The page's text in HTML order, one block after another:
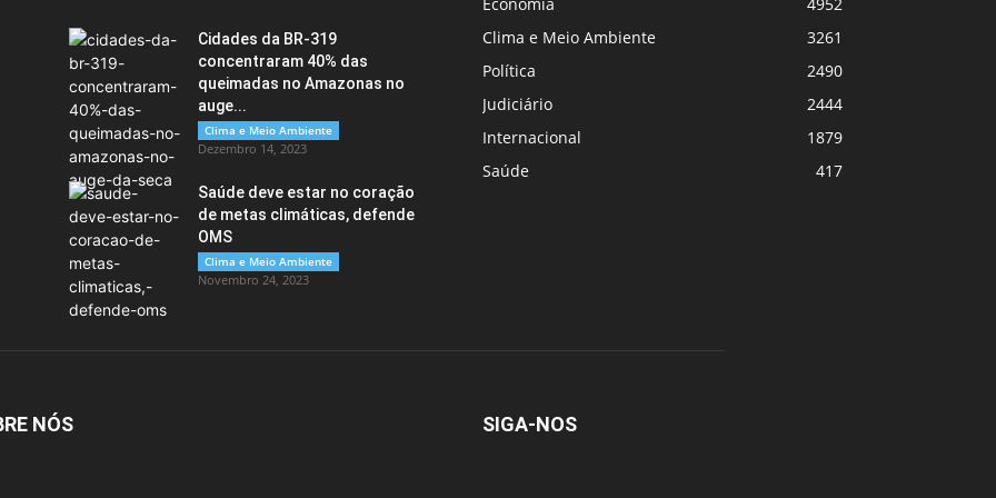
Cidades da BR-319
concentraram 40% das
queimadas no Amazonas no
auge...
Clima e Meio Ambiente
Dezembro 14, 2023
Saúde deve estar no coração
de metas climáticas, defende
OMS
Clima e Meio Ambiente
Novembro 24, 2023
Clima e Meio Ambiente
3261
Política
2490
Judiciário
2444
Internacional
1879
Saúde
417
NÓS SIGA-NOS